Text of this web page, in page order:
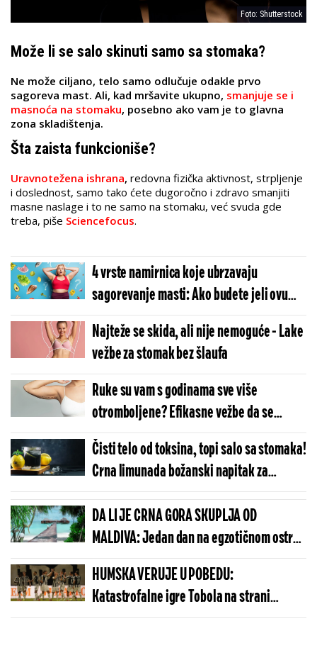
Foto: Shutterstock
Može li se salo skinuti samo sa stomaka?
Ne može ciljano, telo samo odlučuje odakle prvo
sagoreva mast. Ali, kad mršavite ukupno, smanjuje se i
masnoća na stomaku, posebno ako vam je to glavna
zona skladištenja.
Šta zaista funkcioniše?
Uravnotežena ishrana, redovna fizička aktivnost, strpljenje
i doslednost, samo tako ćete dugoročno i zdravo smanjiti
masne naslage i to ne samo na stomaku, već svuda gde
treba, piše Sciencefocus.
4 vrste namirnica koje ubrzavaju
sagorevanje masti: Ako budete jeli ovu
hranu ima da se "osušite" (FOTO)
Najteže se skida, ali nije nemoguće - Lake
vežbe za stomak bez šlaufa
Ruke su vam s godinama sve više
otromboljene? Efikasne vežbe da se
utegnete za kratke rukave
Čisti telo od toksina, topi salo sa stomaka!
Crna limunada božanski napitak za
organizam - tajni sastojak čini čuda
DA LI JE CRNA GORA SKUPLJA OD
MALDIVA: Jedan dan na egzotičnom ostrvu
može da košta manje nego u Budvi
HUMSKA VERUJE U POBEDU:
Katastrofalne igre Tobola na strani
ulivaju samopouzdanje Partizanu